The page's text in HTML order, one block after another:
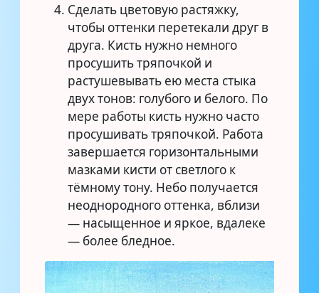
Сделать цветовую растяжку,
чтобы оттенки перетекали друг в
друга. Кисть нужно немного
просушить тряпочкой и
растушевывать ею места стыка
двух тонов: голубого и белого. По
мере работы кисть нужно часто
просушивать тряпочкой. Работа
завершается горизонтальными
мазками кисти от светлого к
тёмному тону. Небо получается
неоднородного оттенка, вблизи
— насыщенное и яркое, вдалеке
— более бледное.